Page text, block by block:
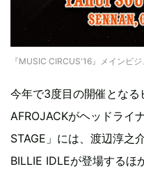
『MUSIC CIRCUS'16』メインビ
今年で3度目の開催となる
AFROJACKがヘッドライ
STAGE」には、渡辺淳之
BILLIE IDLEが登場するほ